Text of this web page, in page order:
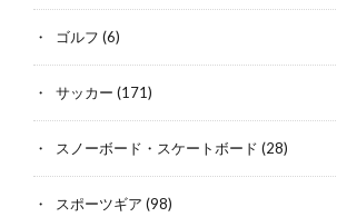
ゴルフ (6)
サッカー (171)
スノーボード・スケートボード (28)
スポーツギア (98)